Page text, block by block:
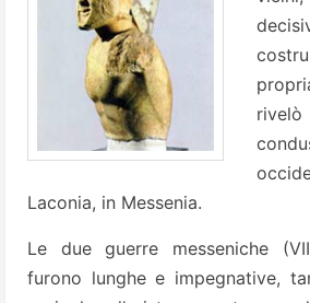
Laconia, in Messenia.
Le due guerre messeniche
furono lunghe e impegnative,